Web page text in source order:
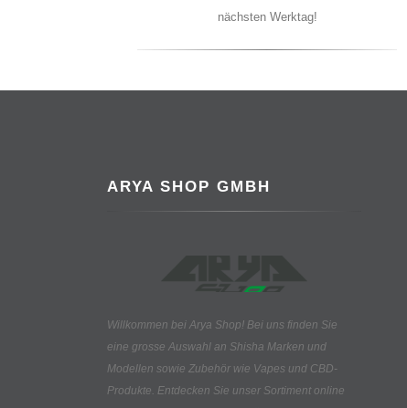
nächsten Werktag!
ARYA SHOP GMBH
Willkommen bei Arya Shop! Bei uns finden Sie
eine grosse Auswahl an Shisha Marken und
Modellen sowie Zubehör wie Vapes und CBD-
Produkte. Entdecken Sie unser Sortiment online